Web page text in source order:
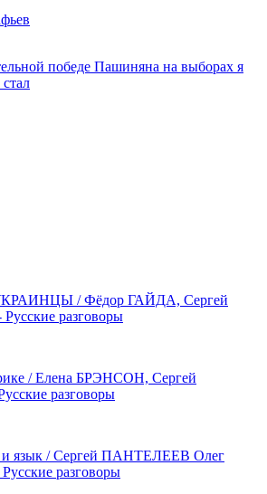
победе Пашиняна на выборах я
/ Фёдор ГАЙДА, Сергей
разговоры
/ Елена БРЭНСОН, Сергей
разговоры
и язык / Сергей ПАНТЕЛЕЕВ Олег
разговоры